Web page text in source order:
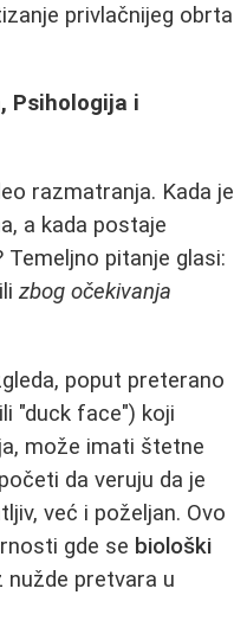
privlačnijeg obrta
Psihologija i
razmatranja. Kada je
a kada postaje
pitanje glasi:
ili zbog očekivanja
poput preterano
"duck face") koji
može imati štetne
da veruju da je
već i poželjan. Ovo
gde se biološki
nužde pretvara u